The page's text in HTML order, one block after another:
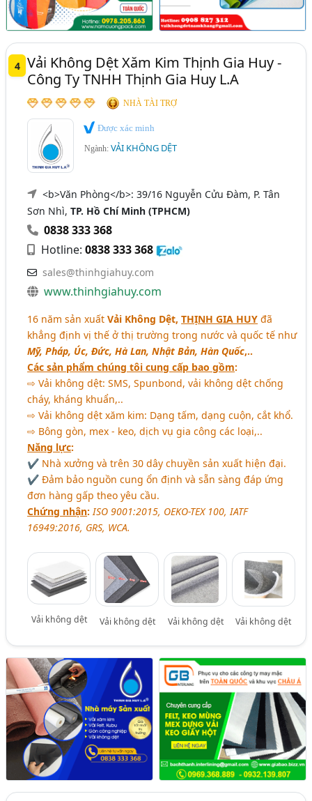
4 Vải Không Dệt Xăm Kim Thịnh Gia Huy -
Công Ty TNHH Thịnh Gia Huy L.A
NHÀ TÀI TRỢ
Được xác minh
Ngành:VẢI KHÔNG DỆT
<b>Văn Phòng</b>: 39/16 Nguyễn Cửu Đàm, P. Tân
Sơn Nhì,TP. Hồ Chí Minh (TPHCM)
0838 333 368
Hotline:0838 333 368
sales@thinhgiahuy.com
www.thinhgiahuy.com
16 năm sản xuấtVải Không Dệt,THỊNH GIA HUY đã
khẳng định vị thế ở thị trường trong nước và quốc tế như
Mỹ, Pháp, Úc, Đức, Hà Lan, Nhật Bản, Hàn Quốc,..
Các sản phẩm chúng tôi cung cấp bao gồm:
⇨ Vải không dệt: SMS, Spunbond, vải không dệt chống
cháy, kháng khuẩn,..
⇨ Vải không dệt xăm kim: Dạng tấm, dạng cuộn, cắt khổ.
⇨ Bông gòn, mex - keo, dịch vụ gia công các loại,..
Năng lực:
✔ Nhà xưởng và trên 30 dây chuyền sản xuất hiện đại.
✔ Đảm bảo nguồn cung ổn định và sẵn sàng đáp ứng
đơn hàng gấp theo yêu cầu.
Chứng nhận: ISO 9001:2015, OEKO-TEX 100, IATF
16949:2016, GRS, WCA.
Vải không dệt Vải không dệt Vải không dệt Vải không dệt